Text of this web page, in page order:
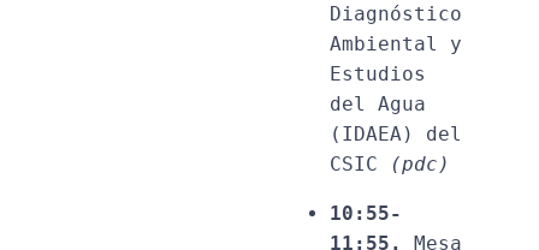
Diagnóstico
Ambiental y
Estudios
del Agua
(IDAEA) del
CSIC
(pdc)
10:55-
11:55.
Mesa